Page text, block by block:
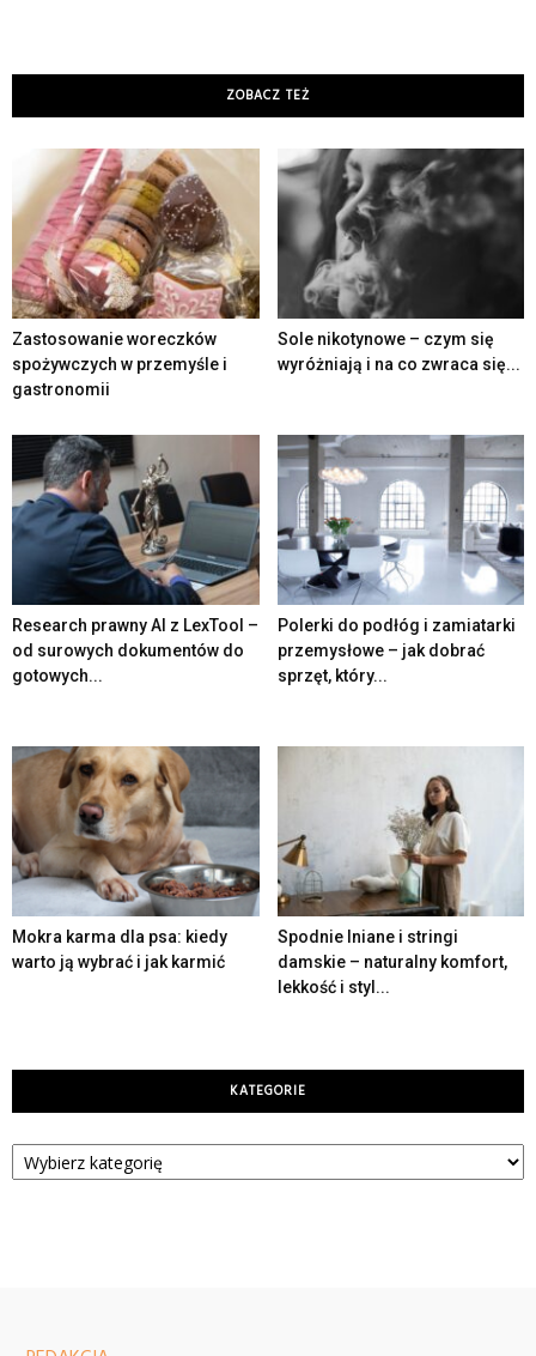
ZOBACZ TEŻ
Zastosowanie woreczków
spożywczych w przemyśle i
gastronomii
Sole nikotynowe – czym się
wyróżniają i na co zwraca się...
Research prawny AI z LexTool –
od surowych dokumentów do
gotowych...
Polerki do podłóg i zamiatarki
przemysłowe – jak dobrać
sprzęt, który...
Mokra karma dla psa: kiedy
warto ją wybrać i jak karmić
Spodnie lniane i stringi
damskie – naturalny komfort,
lekkość i styl...
KATEGORIE
Kategorie